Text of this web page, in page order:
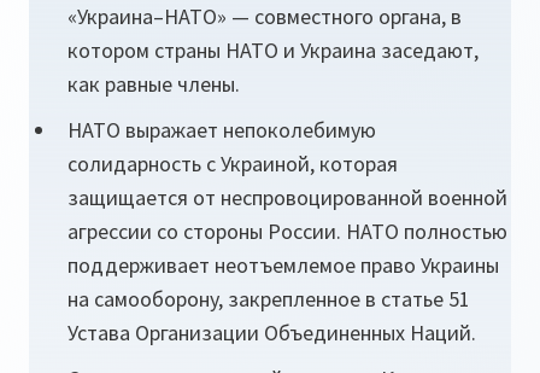
«Украина–НАТО» — совместного органа, в
котором страны НАТО и Украина заседают,
как равные члены.
НАТО выражает непоколебимую
солидарность с Украиной, которая
защищается от неспровоцированной военной
агрессии со стороны России. НАТО полностью
поддерживает неотъемлемое право Украины
на самооборону, закрепленное в статье 51
Устава Организации Объединенных Наций.